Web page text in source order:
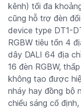
kênh) tối đa
cũng hỗ trợ đèn
device type DT1-
RGBW tiêu tốn 4
dây DALI 64 địa
16 đèn RGBW,
không tạo được
nháy hay đồng bộ
chiếu sáng cố